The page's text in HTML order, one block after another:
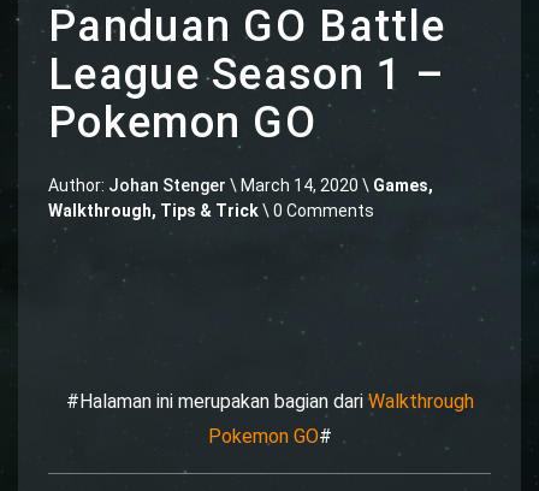
Panduan GO Battle
League Season 1 –
Pokemon GO
Author: Johan Stenger \ March 14, 2020 \ Games,
Walkthrough, Tips & Trick\ 0 Comments
#Halaman ini merupakan bagian dariWalkthrough
Pokemon GO#